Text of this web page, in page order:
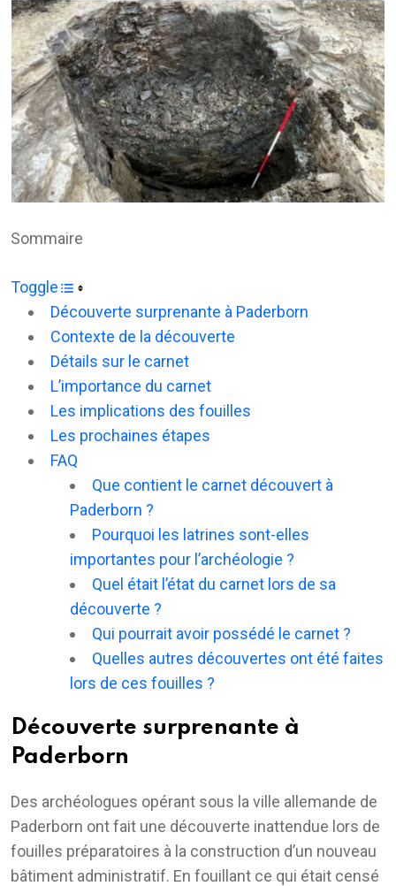
Sommaire
Toggle
Découverte surprenante à Paderborn
Contexte de la découverte
Détails sur le carnet
L’importance du carnet
Les implications des fouilles
Les prochaines étapes
FAQ
Que contient le carnet découvert à
Paderborn ?
Pourquoi les latrines sont-elles
importantes pour l’archéologie ?
Quel était l’état du carnet lors de sa
découverte ?
Qui pourrait avoir possédé le carnet ?
Quelles autres découvertes ont été faites
lors de ces fouilles ?
Découverte surprenante à
Paderborn
Des archéologues opérant sous la ville allemande de
Paderborn ont fait une découverte inattendue lors de
fouilles préparatoires à la construction d’un nouveau
bâtiment administratif. En fouillant ce qui était censé